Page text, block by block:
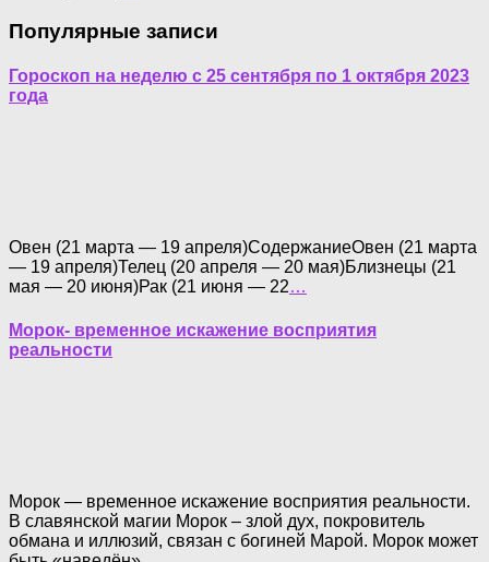
Популярные записи
Гороскоп на неделю с 25 сентября по 1 октября 2023
года
Овен (21 марта — 19 апреля)СодержаниеОвен (21 марта
— 19 апреля)Телец (20 апреля — 20 мая)Близнецы (21
мая — 20 июня)Рак (21 июня — 22…
Морок- временное искажение восприятия
реальности
Морок — временное искажение восприятия реальности.
В славянской магии Морок – злой дух, покровитель
обмана и иллюзий, связан с богиней Марой. Морок может